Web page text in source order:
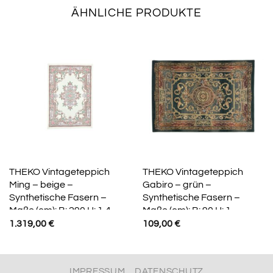
ÄHNLICHE PRODUKTE
THEKO Vintageteppich
Ming – beige –
Synthetische Fasern –
Maße (cm): B: 290 H: 1,4
1.319,00€
THEKO Vintageteppich
Gabiro – grün –
Synthetische Fasern –
Maße (cm): B: 90 H: 1
109,00€